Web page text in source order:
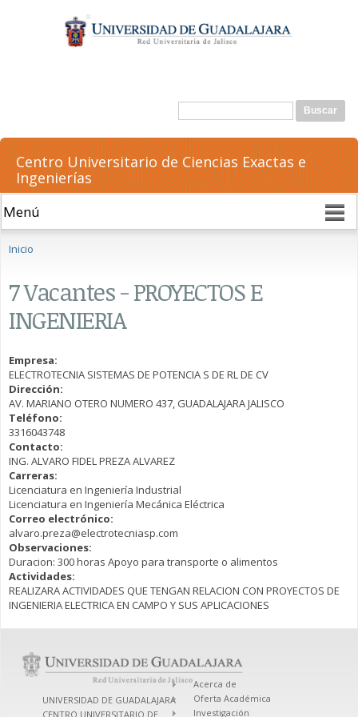
contenido
principal
Formulario de búsqueda
Buscar
Centro Universitario de Ciencias Exactas e
Ingenierías
Inicio
7 Vacantes - PROYECTOS E
INGENIERIA
Empresa:
ELECTROTECNIA SISTEMAS DE POTENCIA S DE RL DE CV
Dirección:
AV. MARIANO OTERO NUMERO 437, GUADALAJARA JALISCO
Teléfono:
3316043748
Contacto:
ING. ALVARO FIDEL PREZA ALVAREZ
Carreras:
Licenciatura en Ingeniería Industrial
Licenciatura en Ingeniería Mecánica Eléctrica
Correo electrónico:
alvaro.preza@electrotecniasp.com
Observaciones:
Duracion: 300 horas Apoyo para transporte o alimentos
Actividades:
REALIZARA ACTIVIDADES QUE TENGAN RELACION CON PROYECTOS DE
INGENIERIA ELECTRICA EN CAMPO Y SUS APLICACIONES
UNIVERSIDAD DE GUADALAJARA
CENTRO UNIVERSITARIO DE
Acerca de
Oferta Académica
Investigación